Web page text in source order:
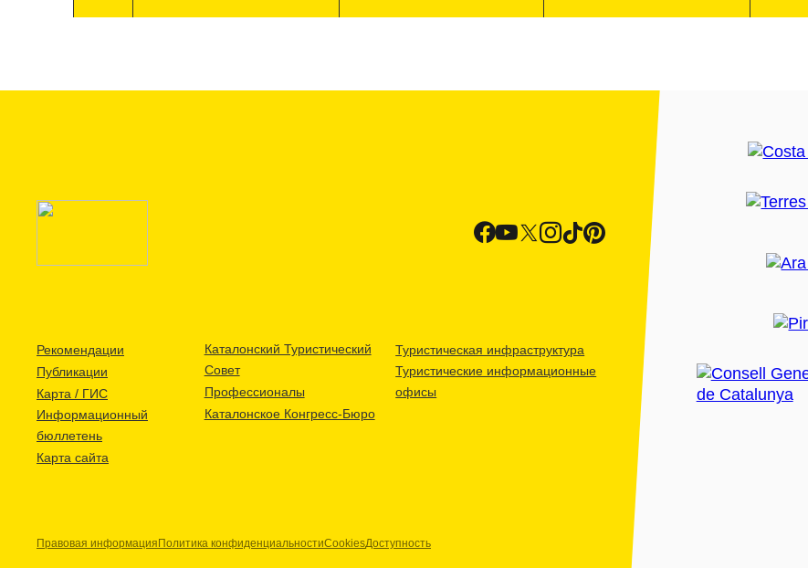
Рекомендации
Публикации
Карта / ГИС
Информационный
бюллетень
Карта сайта
Каталонский Туристический
Совет
Профессионалы
Каталонское Конгресс-Бюро
Туристическая инфраструктура
Туристические информационные
офисы
Правовая информация Политика конфиденциальностиCookiesДоступность